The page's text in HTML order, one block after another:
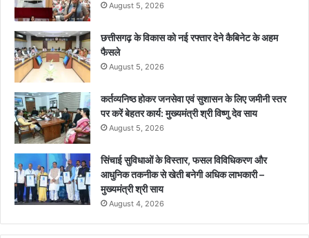
August 5, 2026
छत्तीसगढ़ के विकास को नई रफ्तार देने कैबिनेट के अहम
फैसले
August 5, 2026
कर्तव्यनिष्ठ होकर जनसेवा एवं सुशासन के लिए जमीनी स्तर
पर करें बेहतर कार्य: मुख्यमंत्री श्री विष्णु देव साय
August 5, 2026
सिंचाई सुविधाओं के विस्तार, फसल विविधिकरण और
आधुनिक तकनीक से खेती बनेगी अधिक लाभकारी –
मुख्यमंत्री श्री साय
August 4, 2026